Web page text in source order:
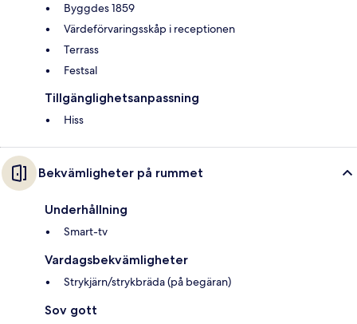
Byggdes 1859
Värdeförvaringsskåp i receptionen
Terrass
Festsal
Tillgänglighetsanpassning
Hiss
Bekvämligheter på rummet
Underhållning
Smart-tv
Vardagsbekvämligheter
Strykjärn/strykbräda (på begäran)
Sov gott